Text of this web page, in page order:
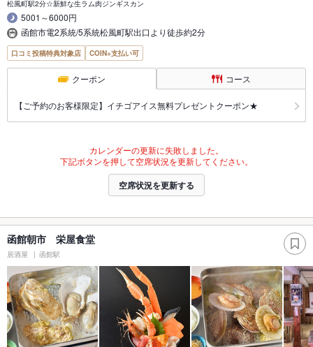
松風町駅2分☆新鮮な生ラム肉ジンギスカン
5001～6000円
函館市電2系統/5系統松風町駅出口より徒歩約2分
口コミ投稿特典対象店 COIN+支払い可
クーポン コース
【ご予約のお客様限定】イチゴアイス無料プレゼントクーポン★
カレンダーの更新に失敗しました。
下記ボタンを押して空席状況を更新してください。
空席状況を更新する
函館朝市 栄屋食堂
居酒屋 函館駅